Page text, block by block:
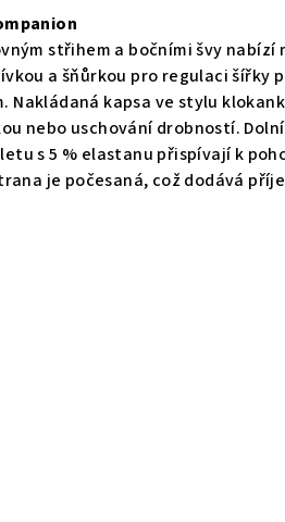
střihem a bočními švy nabízí
a šňůrkou pro regulaci šířky
Nakládaná kapsa ve stylu
nebo uschování drobností.
s 5 % elastanu přispívají k
je počesaná, což dodává